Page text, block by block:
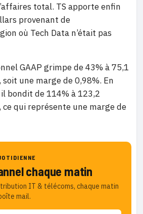
total. TS apporte enfin
provenant de
où Tech Data n’était pas
GAAP grimpe de 43% à 75,1
une marge de 0,98%. En
bondit de 114% à 123,2
qui représente une marge de
chaque matin
IT & télécoms, chaque matin
mail.